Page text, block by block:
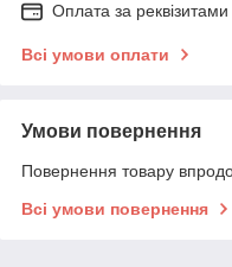
Оплата за реквізитами
Всі умови оплати
Умови повернення
Повернення товару
Всі умови повернення